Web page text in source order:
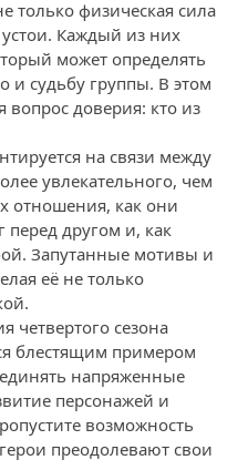
только физическая сила
Каждый из них
может определять
и судьбу группы. В этом
вопрос доверия: кто из
на связи между
увлекательного, чем
отношения, как они
перед другом и, как
Запутанные мотивы и
её не только
четвертого сезона
блестящим примером
напряженные
персонажей и
возможность
преодолевают свои